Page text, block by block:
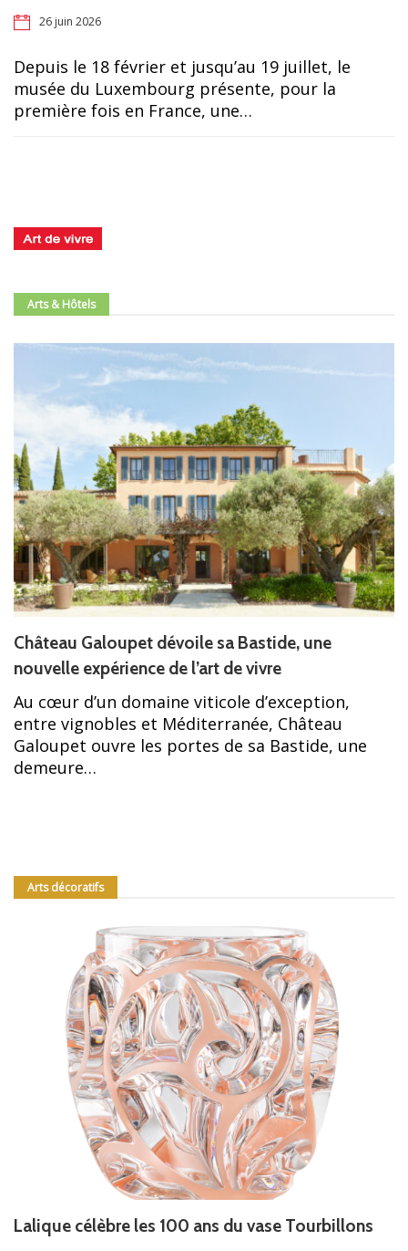
26 juin 2026
Depuis le 18 février et jusqu’au 19 juillet, le
musée du Luxembourg présente, pour la
première fois en France, une…
Arts & Hôtels
Château Galoupet dévoile sa Bastide, une
nouvelle expérience de l’art de vivre
Au cœur d’un domaine viticole d’exception,
entre vignobles et Méditerranée, Château
Galoupet ouvre les portes de sa Bastide, une
demeure…
Arts décoratifs
Lalique célèbre les 100 ans du vase Tourbillons